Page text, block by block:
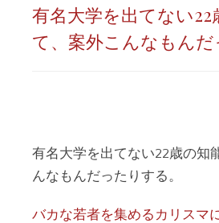
有名大学を出てない22
て、案外こんなもん
有名大学を出てない22歳の知
んなもんだったりする。
バカな若者を集めるカリスマ